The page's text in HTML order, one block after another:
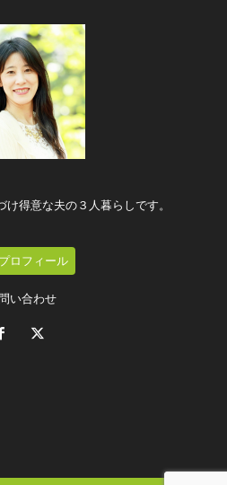
得意な夫の３人暮らしです。
ロフィール
い合わせ